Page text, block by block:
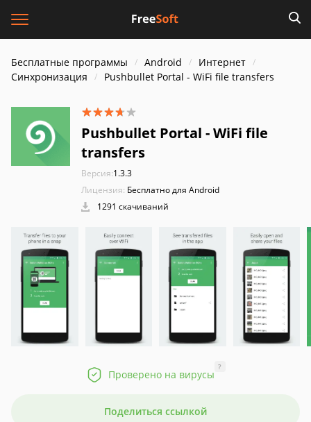
Бесплатные программы Android
Интернет
Синхронизация
Pushbullet Portal - WiFi file transfers
Pushbullet Portal - WiFi file
transfers
Версия:1.3.3
Лицензия: Бесплатно для Android
1291 скачиваний
Проверено на вирусы
?
Поделиться ссылкой